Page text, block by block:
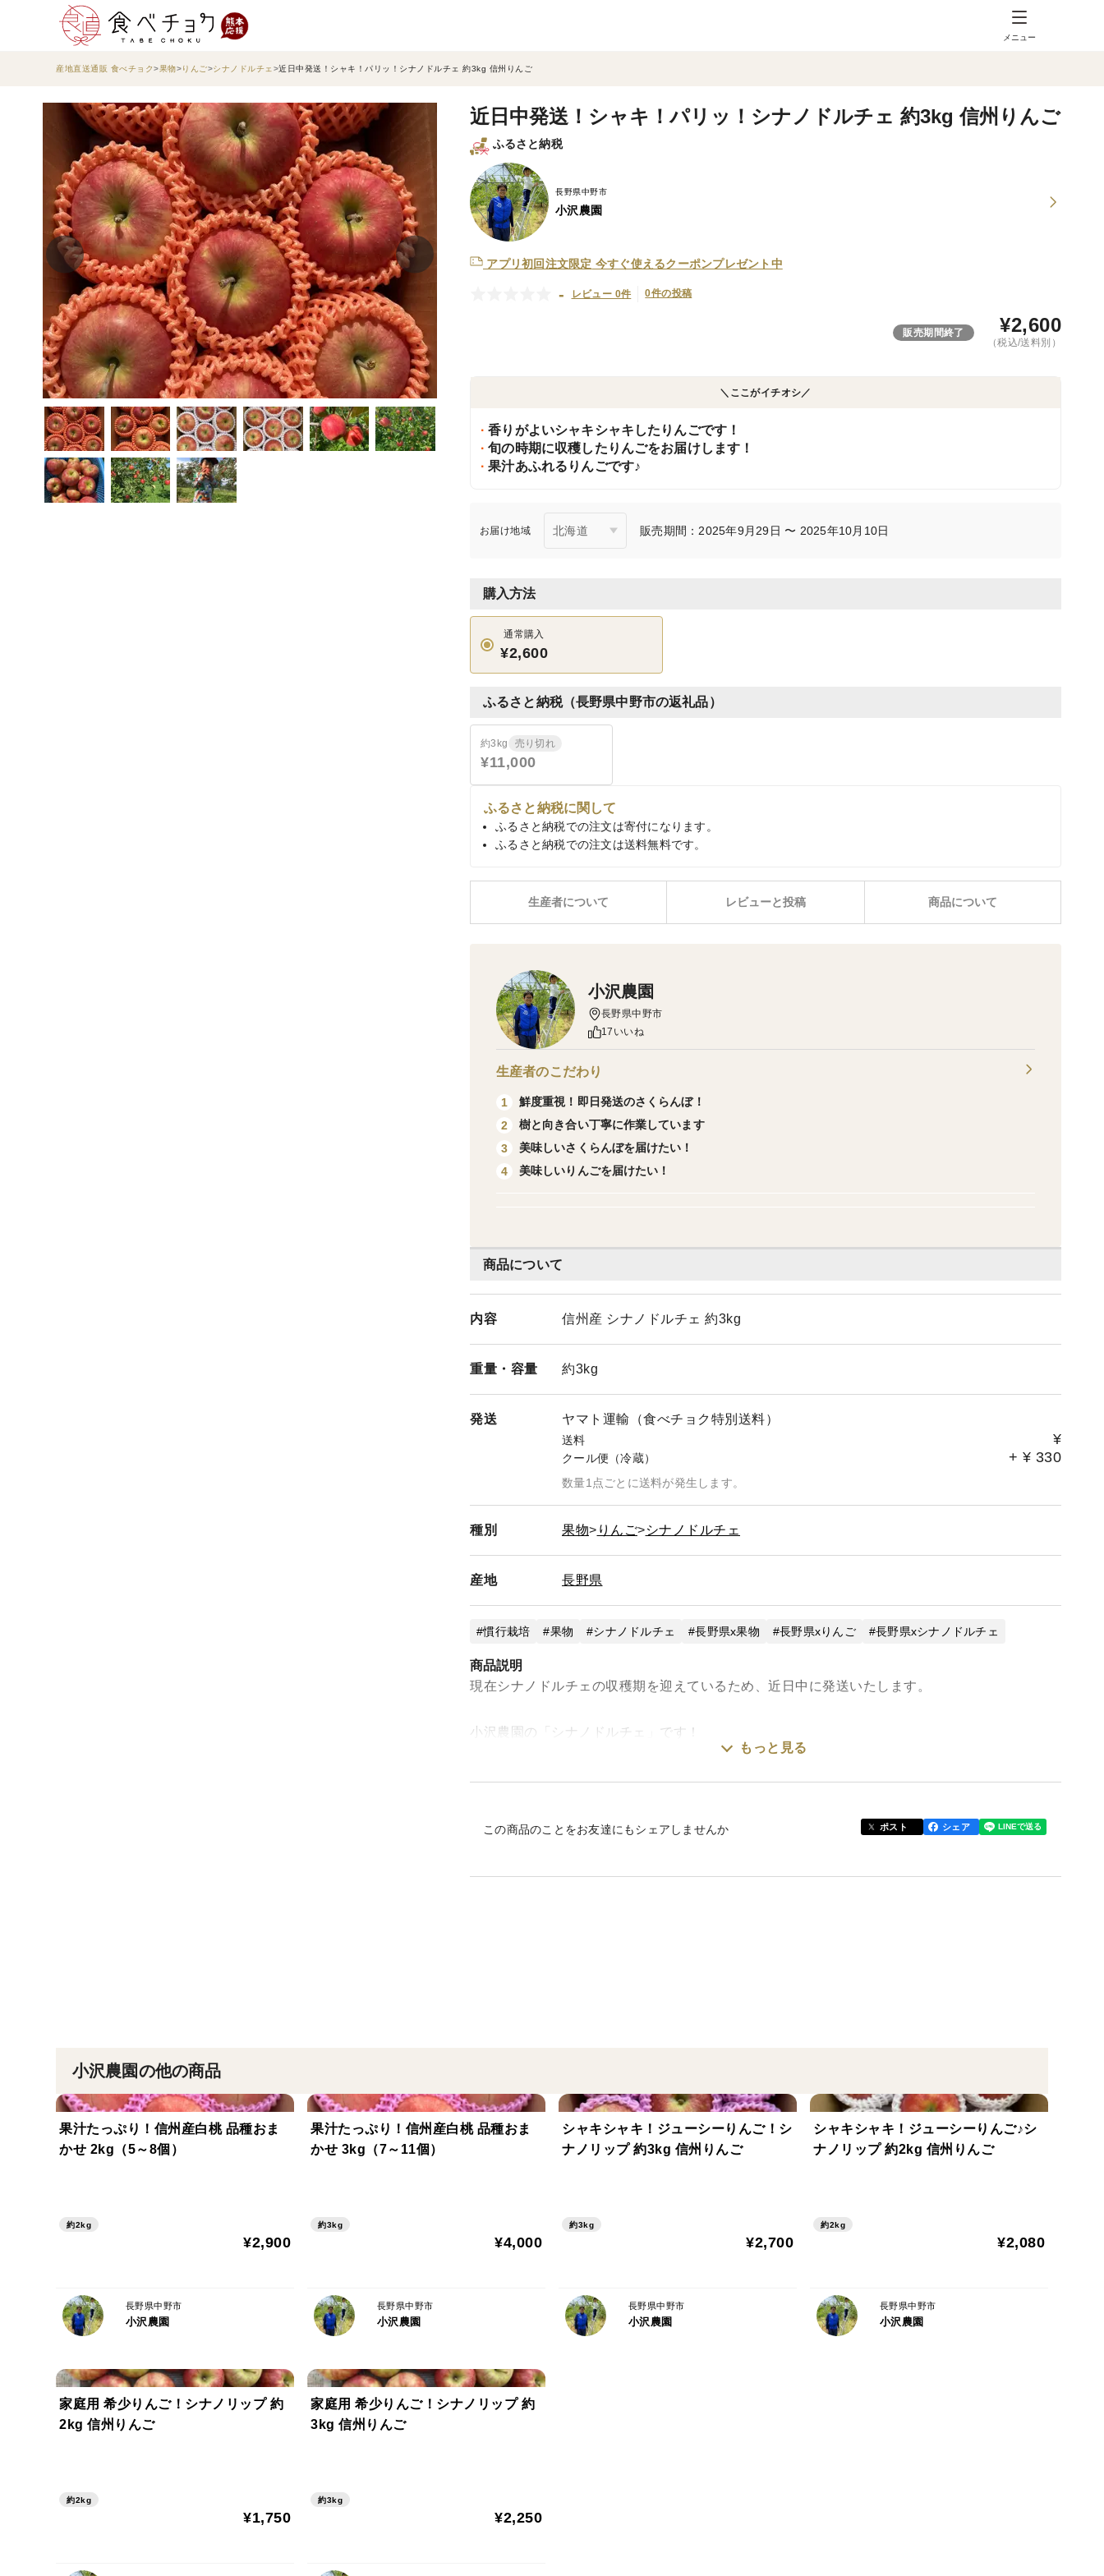
メニュー
産地直送通販 食べチョク 果物 りんご シナノドルチェ 近日中発送！シャキ！パリッ！シナノドルチェ 約3kg 信州りんご
近日中発送！シャキ！パリッ！シナノドルチェ 約3kg 信州りんご
ふるさと納税
長野県中野市
小沢農園
アプリ初回注文限定 今すぐ使えるクーポンプレゼント中
- レビュー 0件 0件の投稿
販売期間終了 ¥2,600
（税込/送料別）
＼ここがイチオシ／
香りがよいシャキシャキしたりんごです！
旬の時期に収穫したりんごをお届けします！
果汁あふれるりんごです♪
お届け地域 販売期間：2025年9月29日 〜 2025年10月10日
購入方法
通常購入
¥2,600
ふるさと納税（長野県中野市の返礼品）
約3kg 売り切れ
¥11,000
ふるさと納税に関して
ふるさと納税での注文は寄付になります。
ふるさと納税での注文は送料無料です。
レビューと投稿 商品について
生産者について
商品について
内容 信州産 シナノドルチェ 約3kg
重量・ 容量 約3kg
発送 ヤマト運輸（食べチョク特別送料）
送料 ¥
クール便（冷蔵） + ¥ 330
数量1点ごとに送料が発生します。
種別 果物 りんご シナノドルチェ
産地 長野県
慣行栽培 果物 シナノドルチェ 長野県x果物 長野県xりんご 長野県xシナノドルチェ
商品説明
現在シナノドルチェの収穫期を迎えているため、近日中に発送いたします。
小沢農園の「シナノドルチェ」です！
流通量が少なく、希少なりんごです。旬が短い品種ですので、お試しにいかがでしょうか🍎
甘味と共に酸味もあり、とてもりんごらしい甘酸っぱさと、パリッとした食感が楽しめる果汁あ
そのため葉かげの跡などの色むらがあるものもありますので、ご理解くださいますようお願いし
ます🙇‍♂️
3kg規格の箱に詰めて送ります。内容量が3kgであるということではございません。
🍎美味しいりんごの秘訣🍎
しかし、りんごは陽の光を浴びることで糖度が上がりますので、
りんご全体に陽の光が当たるような樹作りとしての剪定作業や玉回しや誘引をしています。
もっと見る
この商品のことをお友達にもシェアしませんか ポスト シェア
小沢農園
長野県中野市
17いいね
生産者のこだわり
1
鮮度重視！即日発送のさくらんぼ！
2
樹と向き合い丁寧に作業しています
3
美味しいさくらんぼを届けたい！
4
美味しいりんごを届けたい！
小沢農園の他の商品
果汁たっぷり！信州産白桃 品種おま
かせ 2kg（5～8個）
約2kg
¥2,900
長野県中野市
小沢農園
果汁たっぷり！信州産白桃 品種おま
かせ 3kg（7～11個）
約3kg
¥4,000
長野県中野市
小沢農園
シャキシャキ！ジューシーりんご！シ
ナノリップ 約3kg 信州りんご
約3kg
¥2,700
長野県中野市
小沢農園
シャキシャキ！ジューシーりんご♪シ
ナノリップ 約2kg 信州りんご
約2kg
¥2,080
長野県中野市
小沢農園
家庭用 希少りんご！シナノリップ 約
2kg 信州りんご
約2kg
¥1,750
家庭用 希少りんご！シナノリップ 約
3kg 信州りんご
約3kg
¥2,250